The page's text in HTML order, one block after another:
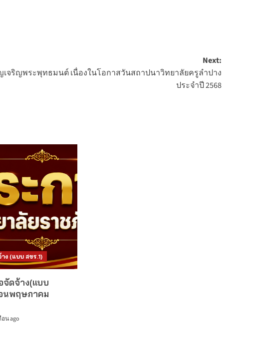
Next:
จริญพระพุทธมนต์ เนื่องในโอกาสวันสถาปนาวิทยาลัยครูลำปาง
ประจำปี 2568
ง (แบบ สขร.1)
จัดจ้าง(แบบ
นพฤษภาคม
อน ago